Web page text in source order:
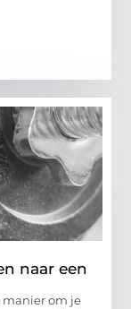
naar een
manier om je